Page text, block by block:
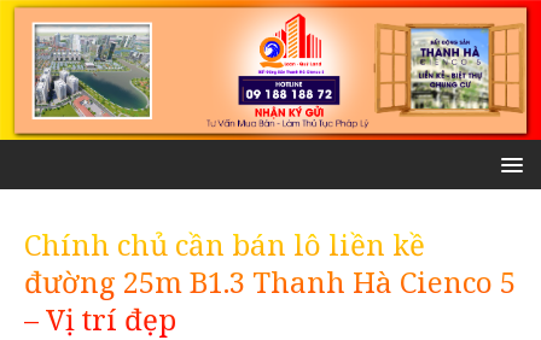
Chính chủ cần bán lô liền kề
đường 25m B1.3 Thanh Hà Cienco 5
– Vị trí đẹp